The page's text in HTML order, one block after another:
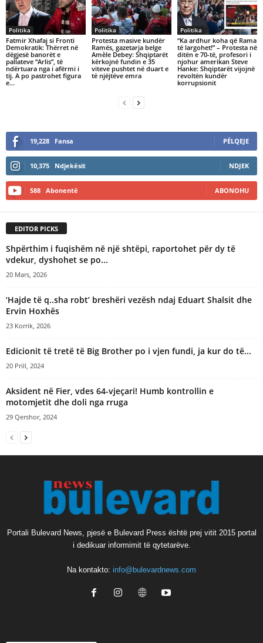
Politika
Fatmir Xhafaj si Fronti
Demokratik: Thërret në
dëgjesë banorët e
pallateve “Arlis”, të
ndërtuara nga i afërmi i
tij. A po pastrohet figura
e...
Politika
Protesta masive kundër
Ramës, gazetarja belge
Amèle Debey: Shqiptarët
kërkojnë fundin e 35
viteve pushtet në duart e
të njëjtëve emra
Politika
“Ka ardhur koha që Rama
të largohet!” – Protesta në
ditën e 70-të, profesori i
njohur amerikan Steve
Hanke: Shqiptarët vijojnë
revoltën kundër
korrupsionit
19,228 Fansa PËLQEJE
10,375 Ndjekësit NDJEK
588 Abonentë ABONOHU
EDITOR PICKS
Shpërthim i fuqishëm në një shtëpi, raportohet për dy të
vdekur, dyshohet se po...
20 Mars, 2026
‘Hajde të q..sha robt’ breshëri vezësh ndaj Eduart Shalsit dhe
Ervin Hoxhës
23 Korrik, 2026
Edicionit të tretë të Big Brother po i vjen fundi, ja kur do të...
20 Prill, 2024
Aksident në Fier, vdes 64-vjeçari! Humb kontrollin e
motomjetit dhe doli nga rruga
29 Qershor, 2024
Portali Bulevard News, pjesë e Bulevard Press është prej vitit 2015 portal
i dedikuar informimit të qytetarëve.
Na kontakto: info@bulevardnews.com